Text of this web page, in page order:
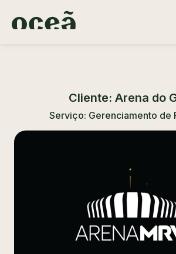
Cliente: Arena do
Serviço: Gerenciamento de